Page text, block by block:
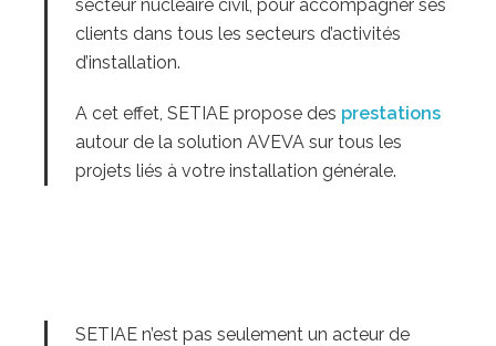
secteur nucléaire civil, pour accompagner ses
clients dans tous les secteurs d’activités
d’installation.
A cet effet, SETIAE propose des prestations
autour de la solution AVEVA sur tous les
projets liés à votre installation générale.
SETIAE n’est pas seulement un acteur de